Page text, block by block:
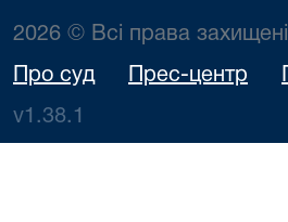
2026 © Всі права захищені
Про суд Прес-центр
v1.38.1